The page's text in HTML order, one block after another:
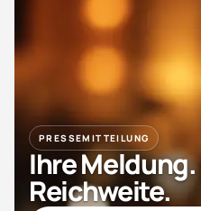
PRESSEMITTEILUNG
Ihre
Reichweite.